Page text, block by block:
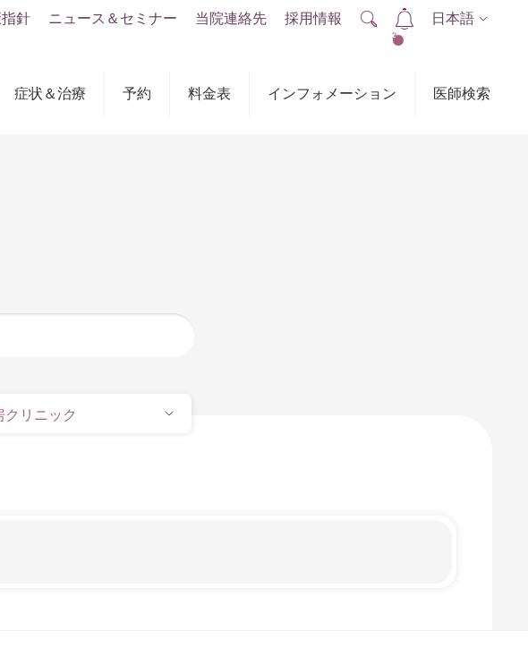
症状＆治療 予約 料金表 インフォメーション 医師検索
針 ニュース＆セミナー 当院連絡先 採用情報
2
日本語
クリニック